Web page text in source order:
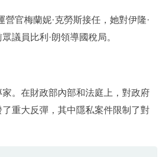
官梅蘭妮·克勞斯接任，她對伊隆·
議員比利·朗領導國稅局。
。在財政部內部和法庭上，對政府
重大反彈，其中隱私案件限制了對